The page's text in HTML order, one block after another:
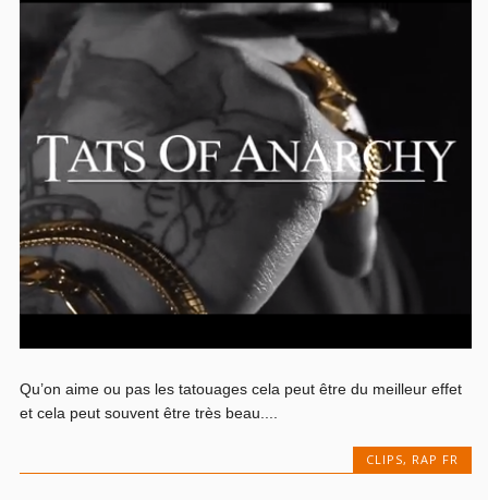
Qu’on aime ou pas les tatouages cela peut être du meilleur effet
et cela peut souvent être très beau....
CLIPS, RAP FR